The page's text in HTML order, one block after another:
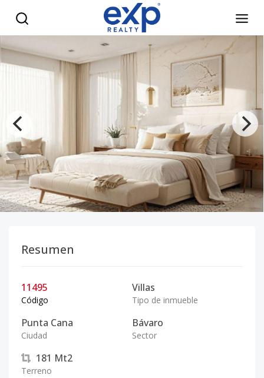
Resumen
11495
Código
Villas
Tipo de inmueble
Punta Cana
Ciudad
Bávaro
Sector
181 Mt2
Terreno
Modernas Villas en Punta Cana - eXp Realty República